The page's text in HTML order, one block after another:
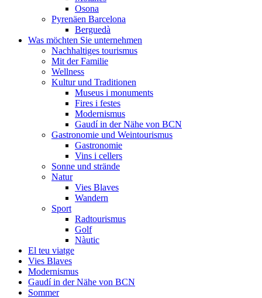
Osona
Pyrenäen Barcelona
Berguedà
Was möchten Sie unternehmen
Nachhaltiges tourismus
Mit der Familie
Wellness
Kultur und Traditionen
Museus i monuments
Fires i festes
Modernismus
Gaudí in der Nähe von BCN
Gastronomie und Weintourismus
Gastronomie
Vins i cellers
Sonne und strände
Natur
Vies Blaves
Wandern
Sport
Radtourismus
Golf
Nàutic
El teu viatge
Vies Blaves
Modernismus
Gaudí in der Nähe von BCN
Sommer